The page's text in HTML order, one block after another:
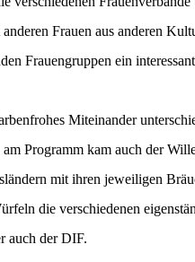
Frauen aus anderen
Frauengruppen ein
Miteinander
Programm kam auch der
mit ihren jeweiligen
die verschiedenen
auch der DIF.